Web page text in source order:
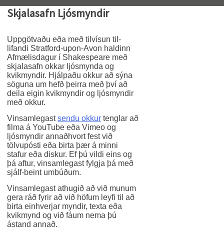
Skjalasafn Ljósmyndir
Uppgötvaðu eða með tilvísun til-
lifandi Stratford-upon-Avon haldinn
Afmælisdagur í Shakespeare með
skjalasafn okkar ljósmynda og
kvikmyndir. Hjálpaðu okkur að sýna
söguna um hefð þeirra með því að
deila eigin kvikmyndir og ljósmyndir
með okkur.
Vinsamlegastsendu okkur tenglar að
filma á YouTube eða Vimeo og
ljósmyndir annaðhvort fest við
tölvupósti eða birta þær á minni
stafur eða diskur. Ef þú vildi eins og
þá aftur, vinsamlegast fylgja þá með
sjálf-beint umbúðum.
Vinsamlegast athugið að við munum
gera ráð fyrir að við höfum leyfi til að
birta einhverjar myndir, texta eða
kvikmynd og við fáum nema þú
ástand annað.